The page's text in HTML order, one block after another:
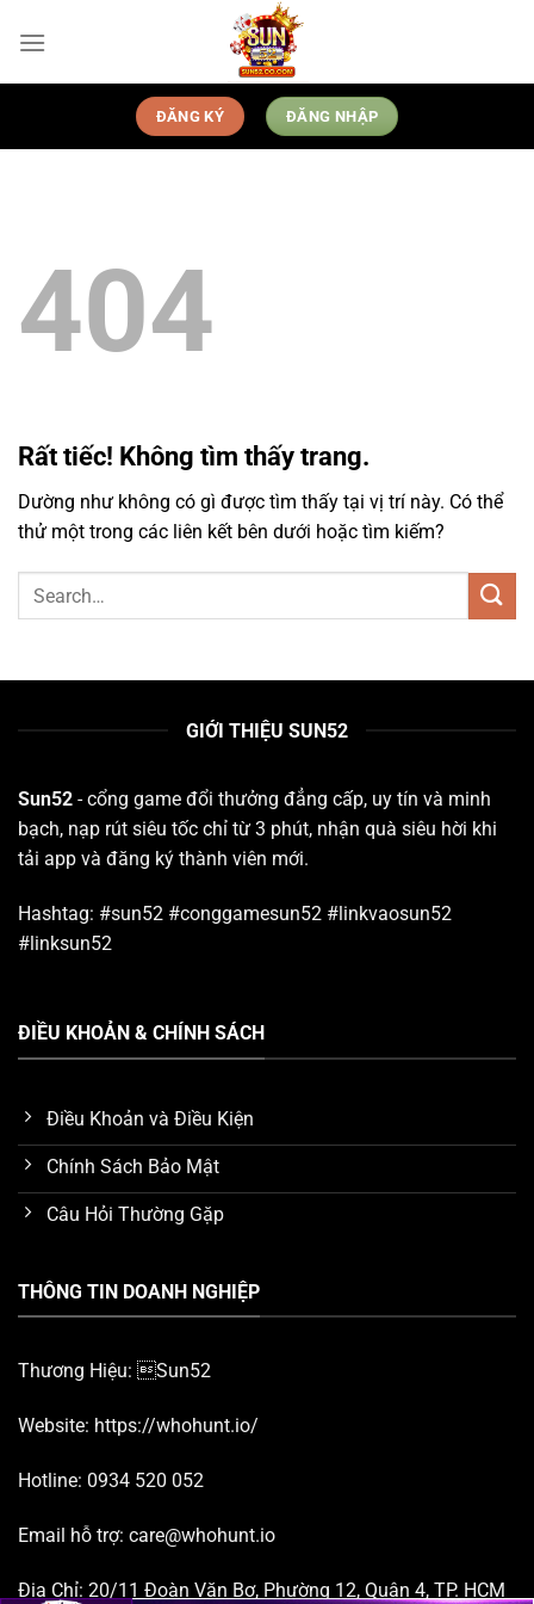
qua
ĐĂNG KÝ ĐĂNG NHẬP
404
Rất tiếc! Không tìm thấy trang.
Dường như không có gì được tìm thấy tại vị trí này. Có thể
thử một trong các liên kết bên dưới hoặc tìm kiếm?
GIỚI THIỆU SUN52
Sun52 - cổng game đổi thưởng đẳng cấp, uy tín và minh
bạch, nạp rút siêu tốc chỉ từ 3 phút, nhận quà siêu hời khi
tải app và đăng ký thành viên mới.
Hashtag: #sun52 #conggamesun52 #linkvaosun52
#linksun52
ĐIỀU KHOẢN & CHÍNH SÁCH
Điều Khoản và Điều Kiện
Chính Sách Bảo Mật
Câu Hỏi Thường Gặp
THÔNG TIN DOANH NGHIỆP
Thương Hiệu: Sun52
Website: https://whohunt.io/
Hotline: 0934 520 052
Email hỗ trợ: care@whohunt.io
Địa Chỉ: 20/11 Đoàn Văn Bơ, Phường 12, Quận 4, TP. HCM